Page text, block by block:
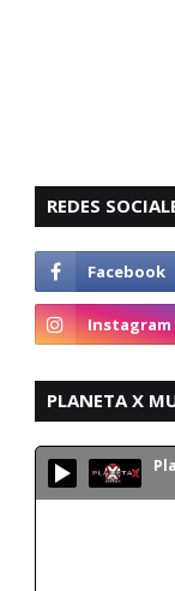
REDES
PLANETA X